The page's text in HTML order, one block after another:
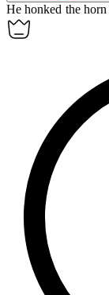
He honked the horn